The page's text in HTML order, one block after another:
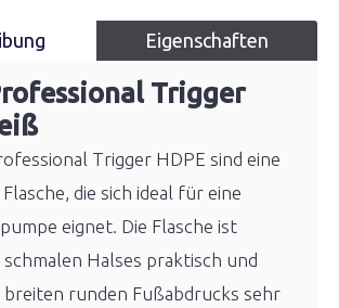
Eigenschaften
Trigger
Trigger HDPE sind eine
die sich ideal für eine
eignet. Die Flasche ist
Halses praktisch und
runden Fußabdrucks sehr